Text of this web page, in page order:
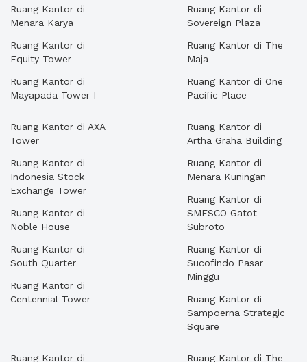
Ruang Kantor di
Menara Karya
Ruang Kantor di
Equity Tower
Ruang Kantor di
Mayapada Tower I
Ruang Kantor di
Sovereign Plaza
Ruang Kantor di The
Maja
Ruang Kantor di One
Pacific Place
Ruang Kantor di AXA
Tower
Ruang Kantor di
Indonesia Stock
Exchange Tower
Ruang Kantor di
Noble House
Ruang Kantor di
South Quarter
Ruang Kantor di
Centennial Tower
Ruang Kantor di
Artha Graha Building
Ruang Kantor di
Menara Kuningan
Ruang Kantor di
SMESCO Gatot
Subroto
Ruang Kantor di
Sucofindo Pasar
Minggu
Ruang Kantor di
Sampoerna Strategic
Square
Ruang Kantor di
Ruang Kantor di The